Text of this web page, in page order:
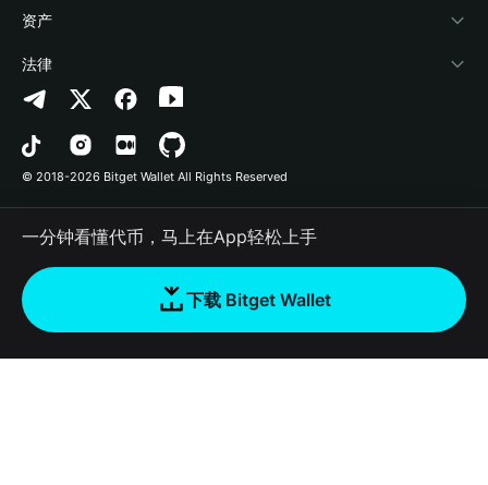
帮助中心
联系我们
品牌资源
工作机会
Crypto Swap API
山寨季指数
预测市场
DApp
RWA
如何购买加密货币
Bitget Wallet Pay
合作上架
安全防护技术
快捷买币
授权检测
合约检测
批量转账
资产
Arbitrum
Avalanche
Bitcoin
Polygon
法律
隐私协议
用户使用协议
© 2018-2026 Bitget Wallet All Rights Reserved
一分钟看懂代币，马上在App轻松上手
下载 Bitget Wallet